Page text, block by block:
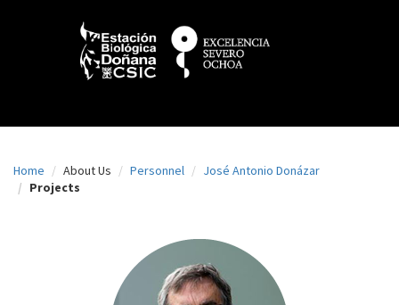
g
Home About Us Personnel
José Antonio Donázar
Projects